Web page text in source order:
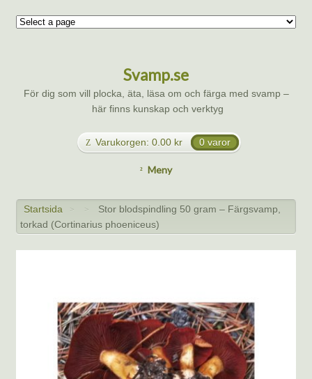
Svamp.se
För dig som vill plocka, äta, läsa om och färga med svamp –
här finns kunskap och verktyg
Varukorgen: 0.00 kr 0 varor
Meny
Startsida > >
Stor blodspindling 50 gram – Färgsvamp,
torkad (Cortinarius phoeniceus)